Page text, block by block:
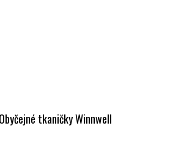
Obyčejné tkaničky Winnwell